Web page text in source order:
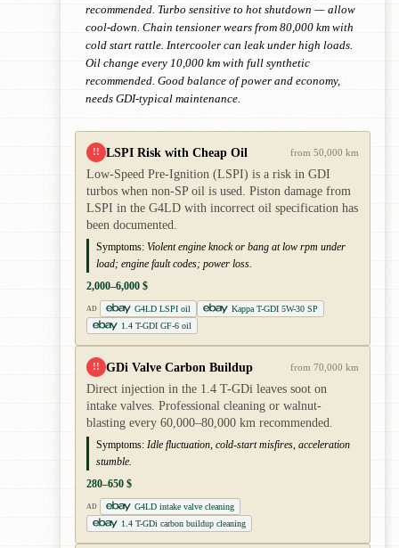
recommended. Turbo sensitive to hot shutdown — allow
cool-down. Chain tensioner wears from 80,000 km with
cold start rattle. Intercooler can leak under high loads.
Oil change every 10,000 km with full synthetic
recommended. Good balance of power and economy,
needs GDI-typical maintenance.
!! LSPI Risk with Cheap Oil from 50,000 km
Low-Speed Pre-Ignition (LSPI) is a risk in GDI
turbos when non-SP oil is used. Piston damage from
LSPI in the G4LD with incorrect oil specification has
been documented.
Symptoms: Violent engine knock or bang at low rpm under
load; engine fault codes; power loss.
2,000–6,000 $
AD G4LD LSPI oil
Kappa T-GDI 5W-30 SP
1.4 T-GDI GF-6 oil
!! GDi Valve Carbon Buildup from 70,000 km
Direct injection in the 1.4 T-GDi leaves soot on
intake valves. Professional cleaning or walnut-
blasting every 60,000–80,000 km recommended.
Symptoms: Idle fluctuation, cold-start misfires, acceleration
stumble.
280–650 $
AD
G4LD intake valve cleaning
1.4 T-GDi carbon buildup cleaning